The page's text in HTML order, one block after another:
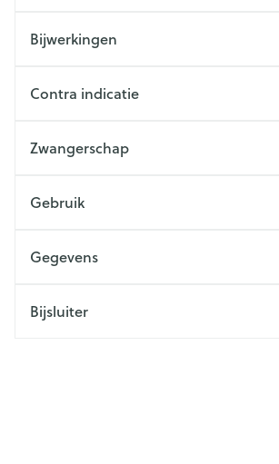
Bijwerkingen
Contra indicatie
Zwangerschap
Gebruik
Gegevens
Bijsluiter